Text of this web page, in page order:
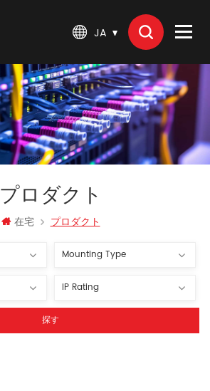
JA
プロダクト
在宅 プロダクト
探す